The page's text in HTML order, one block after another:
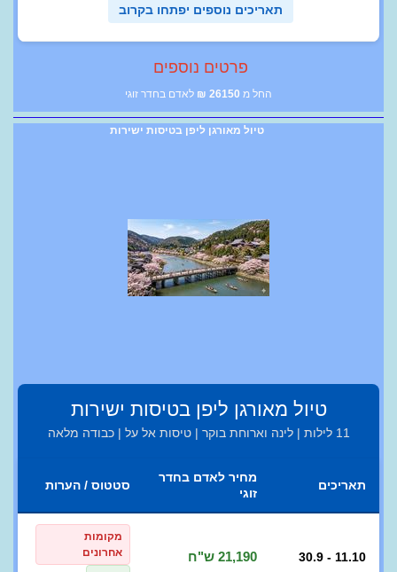
תאריכים נוספים יפתחו בקרוב
פרטים נוספים
החל מ 26150
₪ לאדם בחדר זוגי
טיול מאורגן ליפן בטיסות ישירות
טיול מאורגן ליפן בטיסות ישירות
11 לילות | לינה וארוחת בוקר | טיסות אל על | כבודה מלאה
תאריכים
מחיר לאדם בחדר
זוגי
סטטוס / הערות
30.9 - 11.10 21,190 ש"ח
מקומות
אחרונים